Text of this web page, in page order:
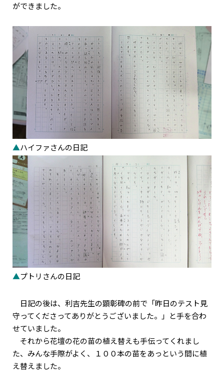
ができました。
▲ハイファさんの日記
▲プトリさんの日記
日記の後は、利吉先生の顕彰碑の前で「昨日のテスト見
守ってくださってありがとうございました。」と手を合わ
せていました。
それから花壇の花の苗の植え替えも手伝ってくれまし
た、みんな手際がよく、１００本の苗をあっという間に植
え替えました。